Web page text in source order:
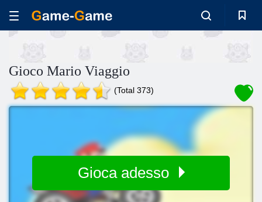
Gioco Mario Viaggio
(Total 373)
Gioca adesso